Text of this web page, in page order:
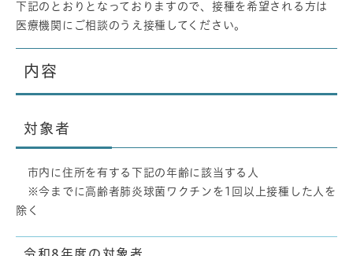
下記のとおりとなっておりますので、接種を希望される方は
医療機関にご相談のうえ接種してください。
内容
対象者
市内に住所を有する下記の年齢に該当する人
※今までに高齢者肺炎球菌ワクチンを1回以上接種した人を
除く